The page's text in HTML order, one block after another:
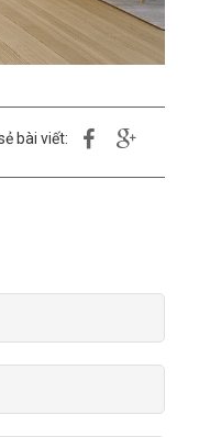
bài viết: